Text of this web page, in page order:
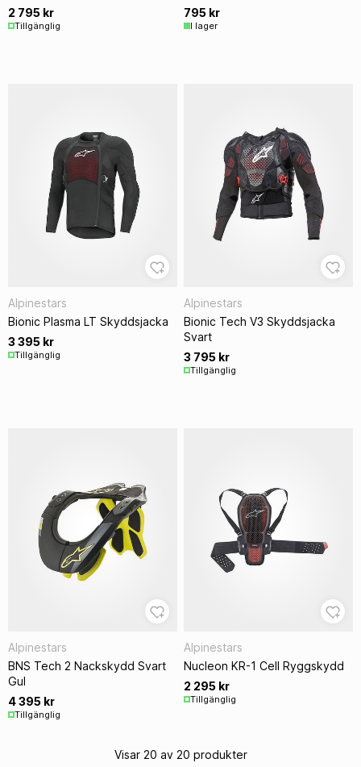
2 795 kr
Tillgänglig
795 kr
I lager
Alpinestars
Bionic Plasma LT Skyddsjacka
3 395 kr
Tillgänglig
Alpinestars
Bionic Tech V3 Skyddsjacka
Svart
3 795 kr
Tillgänglig
Alpinestars
BNS Tech 2 Nackskydd Svart
Gul
4 395 kr
Tillgänglig
Alpinestars
Nucleon KR-1 Cell Ryggskydd
2 295 kr
Tillgänglig
Visar 20 av 20 produkter